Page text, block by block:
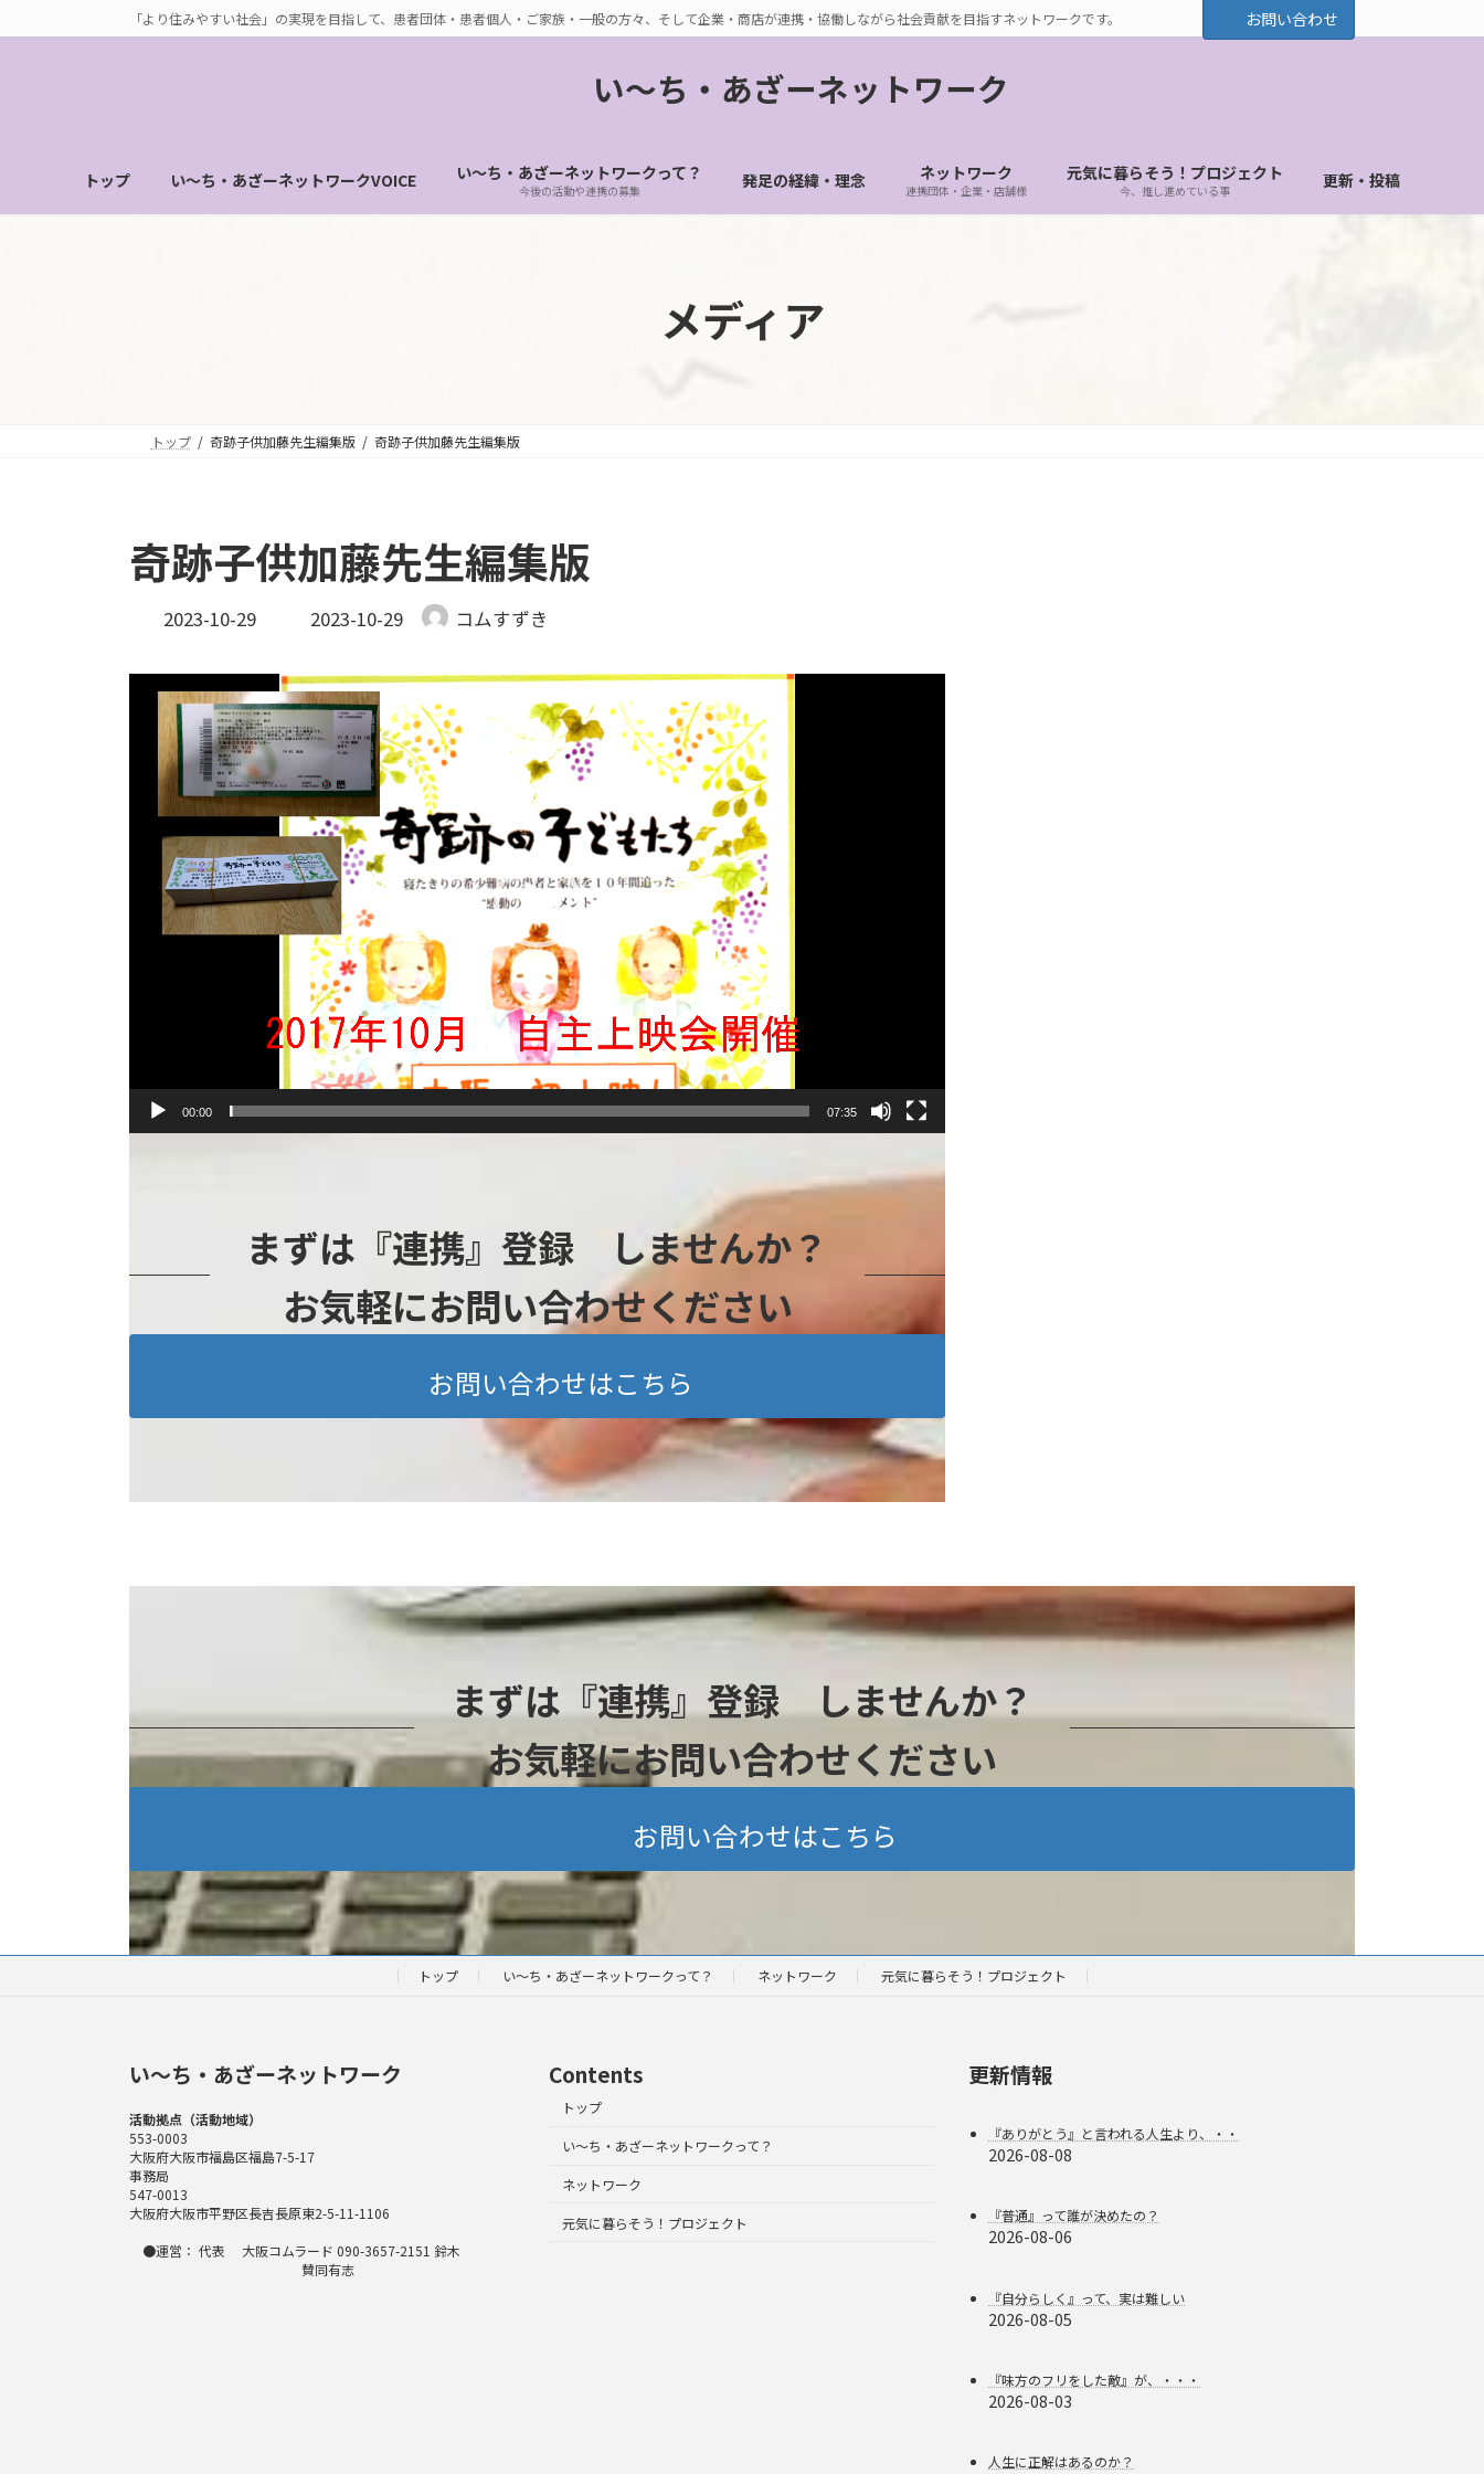
ン
キ
ビ
に
「より住みやすい社会」の実現を目指して、患者団体・患者個人・ご家族・一般の方々、そして企業・商店が連携・協働しながら社会貢献を目指すネットワークです。 お問い合わせ
い〜ち・あざーネットワーク
トップ い～ち・あざーネットワークVOICE い～ち・あざーネットワークって？
今後の活動や連携の募集 発足の経緯・理念 ネットワーク
連携団体・企業・店舗様
元気に暮らそう！プロジェクト
今、推し進めている事 更新・投稿
メディア
トップ 奇跡子供加藤先生編集版 奇跡子供加藤先生編集版
奇跡子供加藤先生編集版
2023-10-29
最
新
日
時
:
2023-10-29 コムすずき
00:00 07:35
まずは『連携』登録 しませんか？
お気軽にお問い合わせください
お問い合わせはこちら
まずは『連携』登録 しませんか？
お気軽にお問い合わせください
お問い合わせはこちら
トップ い～ち・あざーネットワークって？ ネットワーク 元気に暮らそう！プロジェクト
い〜ち・あざーネットワーク
活動拠点（活動地域）
553-0003
大阪府大阪市福島区福島7-5-17
事務局
547-0013
大阪府大阪市平野区長吉長原東2-5-11-1106
●運営： 代表 大阪コムラード 090-3657-2151 鈴木
賛同有志
Contents
トップ
い～ち・あざーネットワークって？
ネットワーク
元気に暮らそう！プロジェクト
更新情報
『ありがとう』と言われる人生より、・・
2026-08-08
『普通』って誰が決めたの？
2026-08-06
『自分らしく』って、実は難しい
2026-08-05
『味方のフリをした敵』が、・・・
2026-08-03
人生に正解はあるのか？